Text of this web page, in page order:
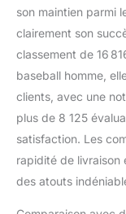
son maintien parmi
clairement son
classement de 16
baseball homme,
clients, avec une
plus de 8 125
satisfaction. Les
rapidité de livraison
des atouts